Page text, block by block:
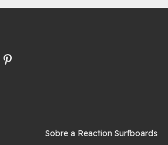
Sobre a Reaction Surfboards